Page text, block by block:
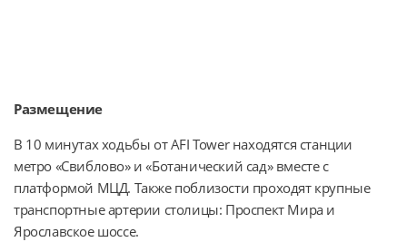
Размещение
В 10 минутах ходьбы от AFI Tower находятся станции
метро «Свиблово» и «Ботанический сад» вместе с
платформой МЦД. Также поблизости проходят крупные
транспортные артерии столицы: Проспект Мира и
Ярославское шоссе.